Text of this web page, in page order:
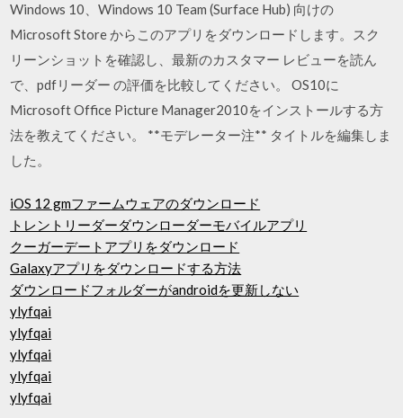
Windows 10、Windows 10 Team (Surface Hub) 向けの
Microsoft Store からこのアプリをダウンロードします。スク
リーンショットを確認し、最新のカスタマー レビューを読ん
で、pdfリーダー の評価を比較してください。 OS10に
Microsoft Office Picture Manager2010をインストールする方
法を教えてください。 **モデレーター注** タイトルを編集しま
した。
iOS 12 gmファームウェアのダウンロード
トレントリーダーダウンローダーモバイルアプリ
クーガーデートアプリをダウンロード
Galaxyアプリをダウンロードする方法
ダウンロードフォルダーがandroidを更新しない
ylyfqai
ylyfqai
ylyfqai
ylyfqai
ylyfqai